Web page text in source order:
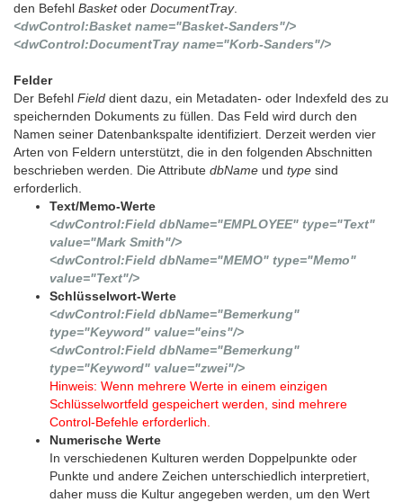
den Befehl Basketoder DocumentTray.
<dwControl:Basket name="Basket-Sanders"/>
<dwControl:DocumentTray name="Korb-Sanders"/>
Felder
Der Befehl Field dient dazu, ein Metadaten- oder Indexfeld des zu
speichernden Dokuments zu füllen. Das Feld wird durch den
Namen seiner Datenbankspalte identifiziert. Derzeit werden vier
Arten von Feldern unterstützt, die in den folgenden Abschnitten
beschrieben werden. Die Attribute dbName und type sind
erforderlich.
Text/Memo-Werte
<dwControl:Field dbName="EMPLOYEE" type="Text"
value="Mark Smith"/>
<dwControl:Field dbName="MEMO" type="Memo"
value="Text"/>
Schlüsselwort-Werte
<dwControl:Field dbName="Bemerkung"
type="Keyword" value="eins"/>
<dwControl:Field dbName="Bemerkung"
type="Keyword" value="zwei"/>
Hinweis: Wenn mehrere Werte in einem einzigen
Schlüsselwortfeld gespeichert werden, sind mehrere
Control-Befehle erforderlich.
Numerische Werte
In verschiedenen Kulturen werden Doppelpunkte oder
Punkte und andere Zeichen unterschiedlich interpretiert,
daher muss die Kultur angegeben werden, um den Wert